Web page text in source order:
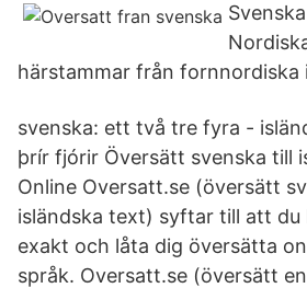
härstammar från fornnordiska
svenska: ett två tre fyra -
þrír fjórir Översätt svenska till
Online Oversatt.se (översätt
isländska text) syftar till att du
exakt och låta dig översätta
språk. Oversatt.se (översätt